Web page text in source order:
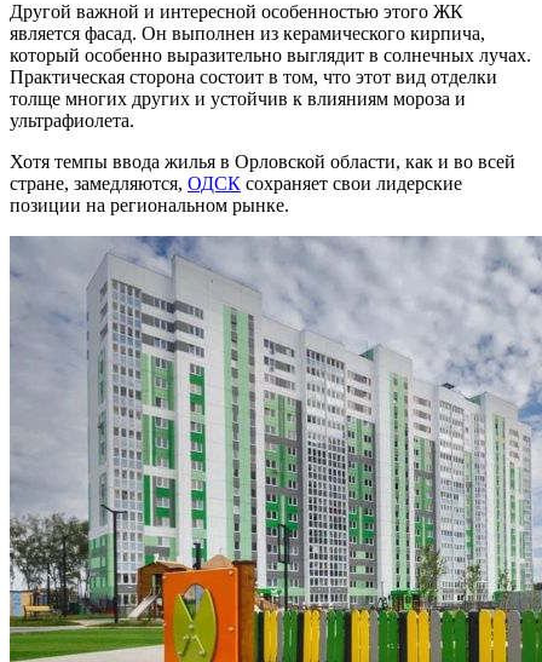
Другой важной и интересной особенностью этого ЖК
является фасад. Он выполнен из керамического кирпича,
который особенно выразительно выглядит в солнечных лучах.
Практическая сторона состоит в том, что этот вид отделки
толще многих других и устойчив к влияниям мороза и
ультрафиолета.
Хотя темпы ввода жилья в Орловской области, как и во всей
стране, замедляются, ОДСК сохраняет свои лидерские
позиции на региональном рынке.